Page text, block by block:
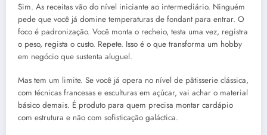
Sim. As receitas vão do nível iniciante ao intermediário. Ninguém
pede que você já domine temperaturas de fondant para entrar. O
foco é padronização. Você monta o recheio, testa uma vez, registra
o peso, regista o custo. Repete. Isso é o que transforma um hobby
em negócio que sustenta aluguel.
Mas tem um limite. Se você já opera no nível de pâtisserie clássica,
com técnicas francesas e esculturas em açúcar, vai achar o material
básico demais. É produto para quem precisa montar cardápio
com estrutura e não com sofisticação galáctica.